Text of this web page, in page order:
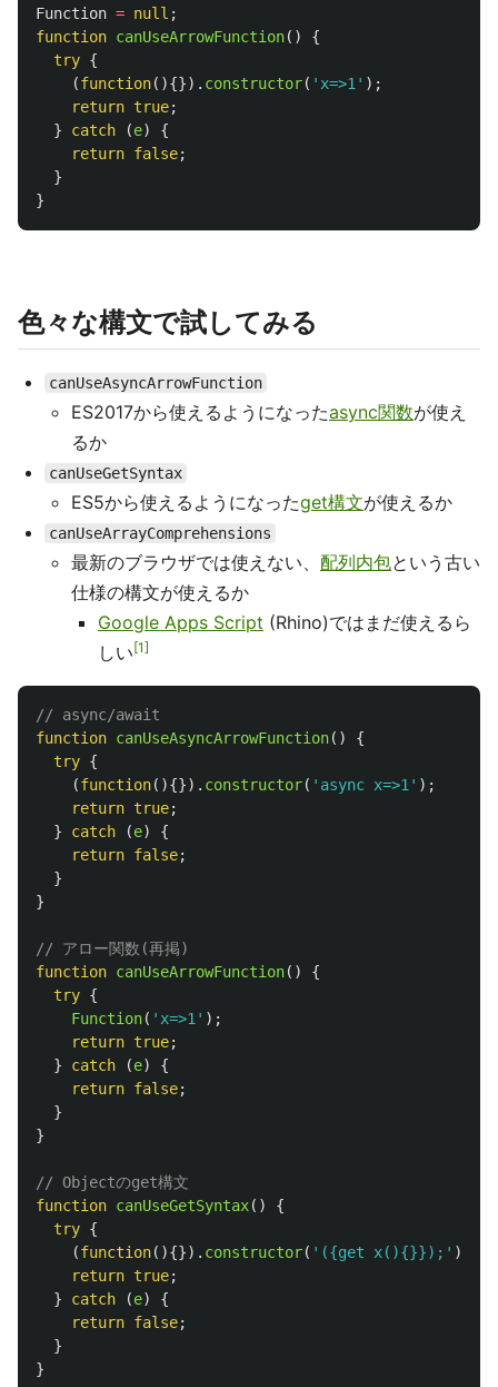
Function = null ;
function canUseArrowFunction()
{
try {
(function(){}). constructor( ' x=>1 ' );
return true;
}
catch (e)
{
return false;
}
}
色々な構文で試してみる
canUseAsyncArrowFunction
ES2017から使えるようになったasync関数が使え
るか
canUseGetSyntax
ES5から使えるようになったget構文が使えるか
canUseArrayComprehensions
最新のブラウザでは使えない、 配列内包という古い
仕様の構文が使えるか
Google Apps Script (Rhino)ではまだ使えるら
しい 1
// async/await
function canUseAsyncArrowFunction()
{
try {
(function(){}). constructor( ' async x=>1 ' );
return true;
}
catch (e)
{
return false;
}
}
// アロー関数(再掲)
function canUseArrowFunction()
{
try {
Function( ' x=>1 ' );
return true;
}
catch (e)
{
return false;
}
}
// Objectのget構文
function canUseGetSyntax()
{
try {
(function(){}). constructor( ' ({get x(){}}); ' );
return true;
}
catch (e)
{
return false;
}
}